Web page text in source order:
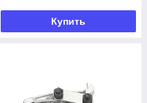
Купить